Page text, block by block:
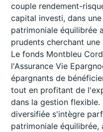
couple rendement-
capital investi, dans
patrimoniale équilibrée
prudents cherchant
Le fonds Montbleu
l'Assurance Vie
épargnants de
tout en profitant de
dans la gestion
diversifiée s'intègre
patrimoniale équilibrée,